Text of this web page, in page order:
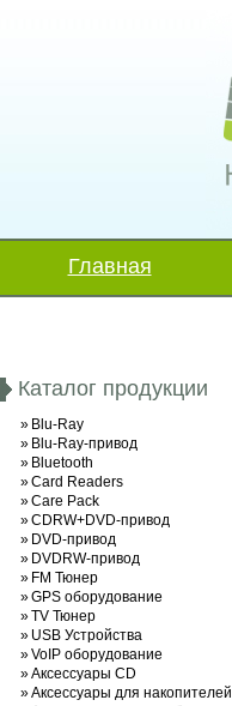
Главная
Каталог продукции
» Blu-Ray
» Blu-Ray-привод
» Bluetooth
»Card Readers
»Care Pack
»CDRW+DVD-привод
» DVD-привод
» DVDRW-привод
» FM Тюнер
»GPS оборудование
»TV Тюнер
» USB Устройства
»VoIP оборудование
»Аксессуары CD
»Аксессуары для накопителей